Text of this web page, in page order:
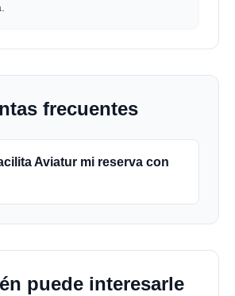
frecuentes
Aviatur mi reserva con
puede interesarle